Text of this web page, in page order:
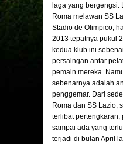
laga yang bergengsi.
Roma melawan SS
Stadio de Olimpico,
2013 tepatnya pukul
kedua klub ini
persaingan antar
pemain mereka.
sebenarnya adalah
penggemar. Dari
Roma dan SS Lazio,
terlibat pertengkaran,
sampai ada yang
terjadi di bulan April